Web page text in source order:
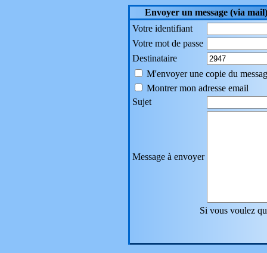
Envoyer un message (via mail)
Votre identifiant
Votre mot de passe
Destinataire
M'envoyer une copie du
Montrer mon adresse email
Sujet
Message à envoyer
Si vous voulez